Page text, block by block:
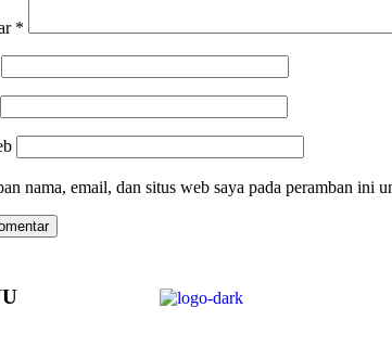
*
nama, email, dan situs web saya pada peramban ini